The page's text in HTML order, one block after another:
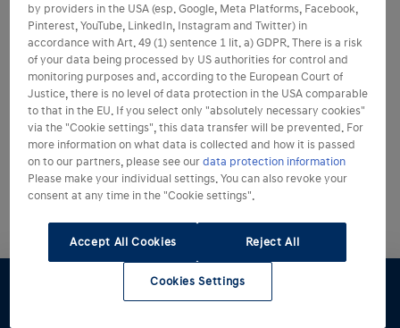
by providers in the USA (esp. Google, Meta Platforms, Facebook,
Pinterest, YouTube, LinkedIn, Instagram and Twitter) in
accordance with Art. 49 (1) sentence 1 lit. a) GDPR. There is a risk
of your data being processed by US authorities for control and
monitoring purposes and, according to the European Court of
Justice, there is no level of data protection in the USA comparable
to that in the EU. If you select only "absolutely necessary cookies"
via the "Cookie settings", this data transfer will be prevented. For
more information on what data is collected and how it is passed
on to our partners, please see ourdata protection information
Please make your individual settings. You can also revoke your
consent at any time in the "Cookie settings".
Accept All Cookies Reject All
Cookies Settings